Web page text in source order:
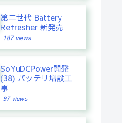
第二世代 Battery
Refresher 新発売
187 views
SoYuDCPower開発
(38) バッテリ増設工
事
97 views